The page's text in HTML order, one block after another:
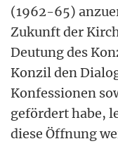
(1962-65)
Zukunft der
Deutung des
Konzil den
Konfessionen
gefördert habe,
diese Öffnung